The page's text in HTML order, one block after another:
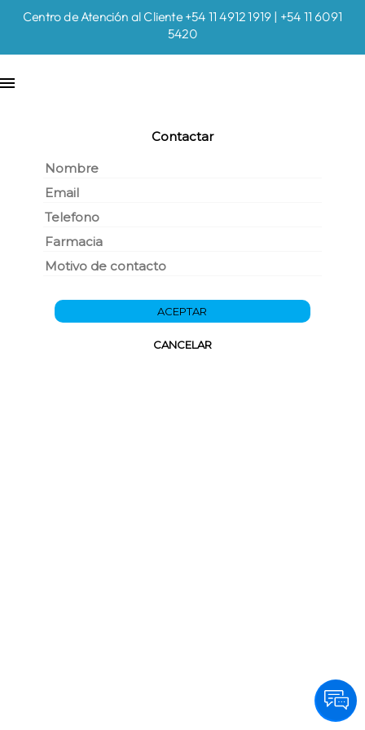
Centro de Atención al Cliente +54 11 4912 1919 | +54 11 6091
5420
Contactar
ACEPTAR
CANCELAR